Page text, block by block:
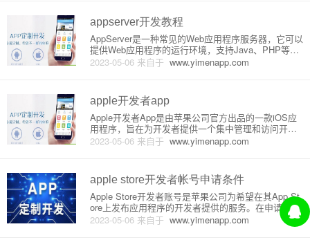
一、什么是App定制
appserver开发教程
2023-05-06 来自于 www.yimenapp.com
AppServer是一种常见的Web应用程序服务器，它可以
提供Web应用程序的运行环境，支持Java、PHP等多
种编程语言，是现代Web应用程序开发的重要基础。A
ppServer的原理AppServer的原理可以简单地概括为：
apple开发者app
2023-05-06 来自于 www.yimenapp.com
Apple开发者App是由苹果公司官方出品的一款iOS应
用程序，旨在为开发者提供一个集中管理和访问开发
者资料、工具和资源的平台，以帮助他们快速地构建
和部署高质量的应用程序。首先，我们来了解一下Ap
档：A
apple store开发者帐号申请条件
2023-05-06 来自于 www.yimenapp.com
Apple Store开发者账号是苹果公司为希望在其App St
ore上发布应用程序的开发者提供的服务。在申请此类
帐号前，有一些条件需要满足。本文将详细介绍在申
请Apple Store开发者帐号时需要遵守的条件原理以及